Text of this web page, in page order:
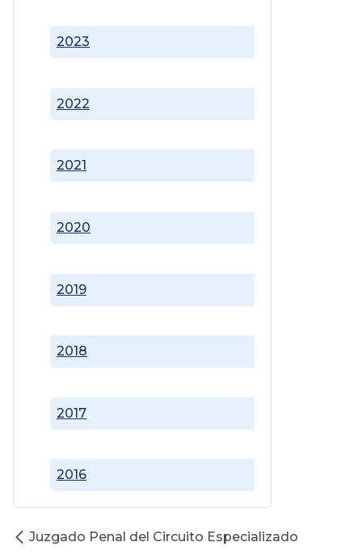
2016
2017
2018
2019
2020
2021
2022
2023
Juzgado Penal del Circuito Especializado